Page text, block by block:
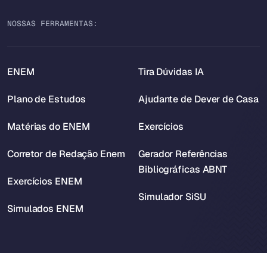
NOSSAS FERRAMENTAS:
ENEM
Plano de Estudos
Matérias do ENEM
Corretor de Redação Enem
Exercícios ENEM
Simulados ENEM
Tira Dúvidas IA
Ajudante de Dever de Casa
Exercícios
Gerador Referências
Bibliográficas ABNT
Simulador SiSU